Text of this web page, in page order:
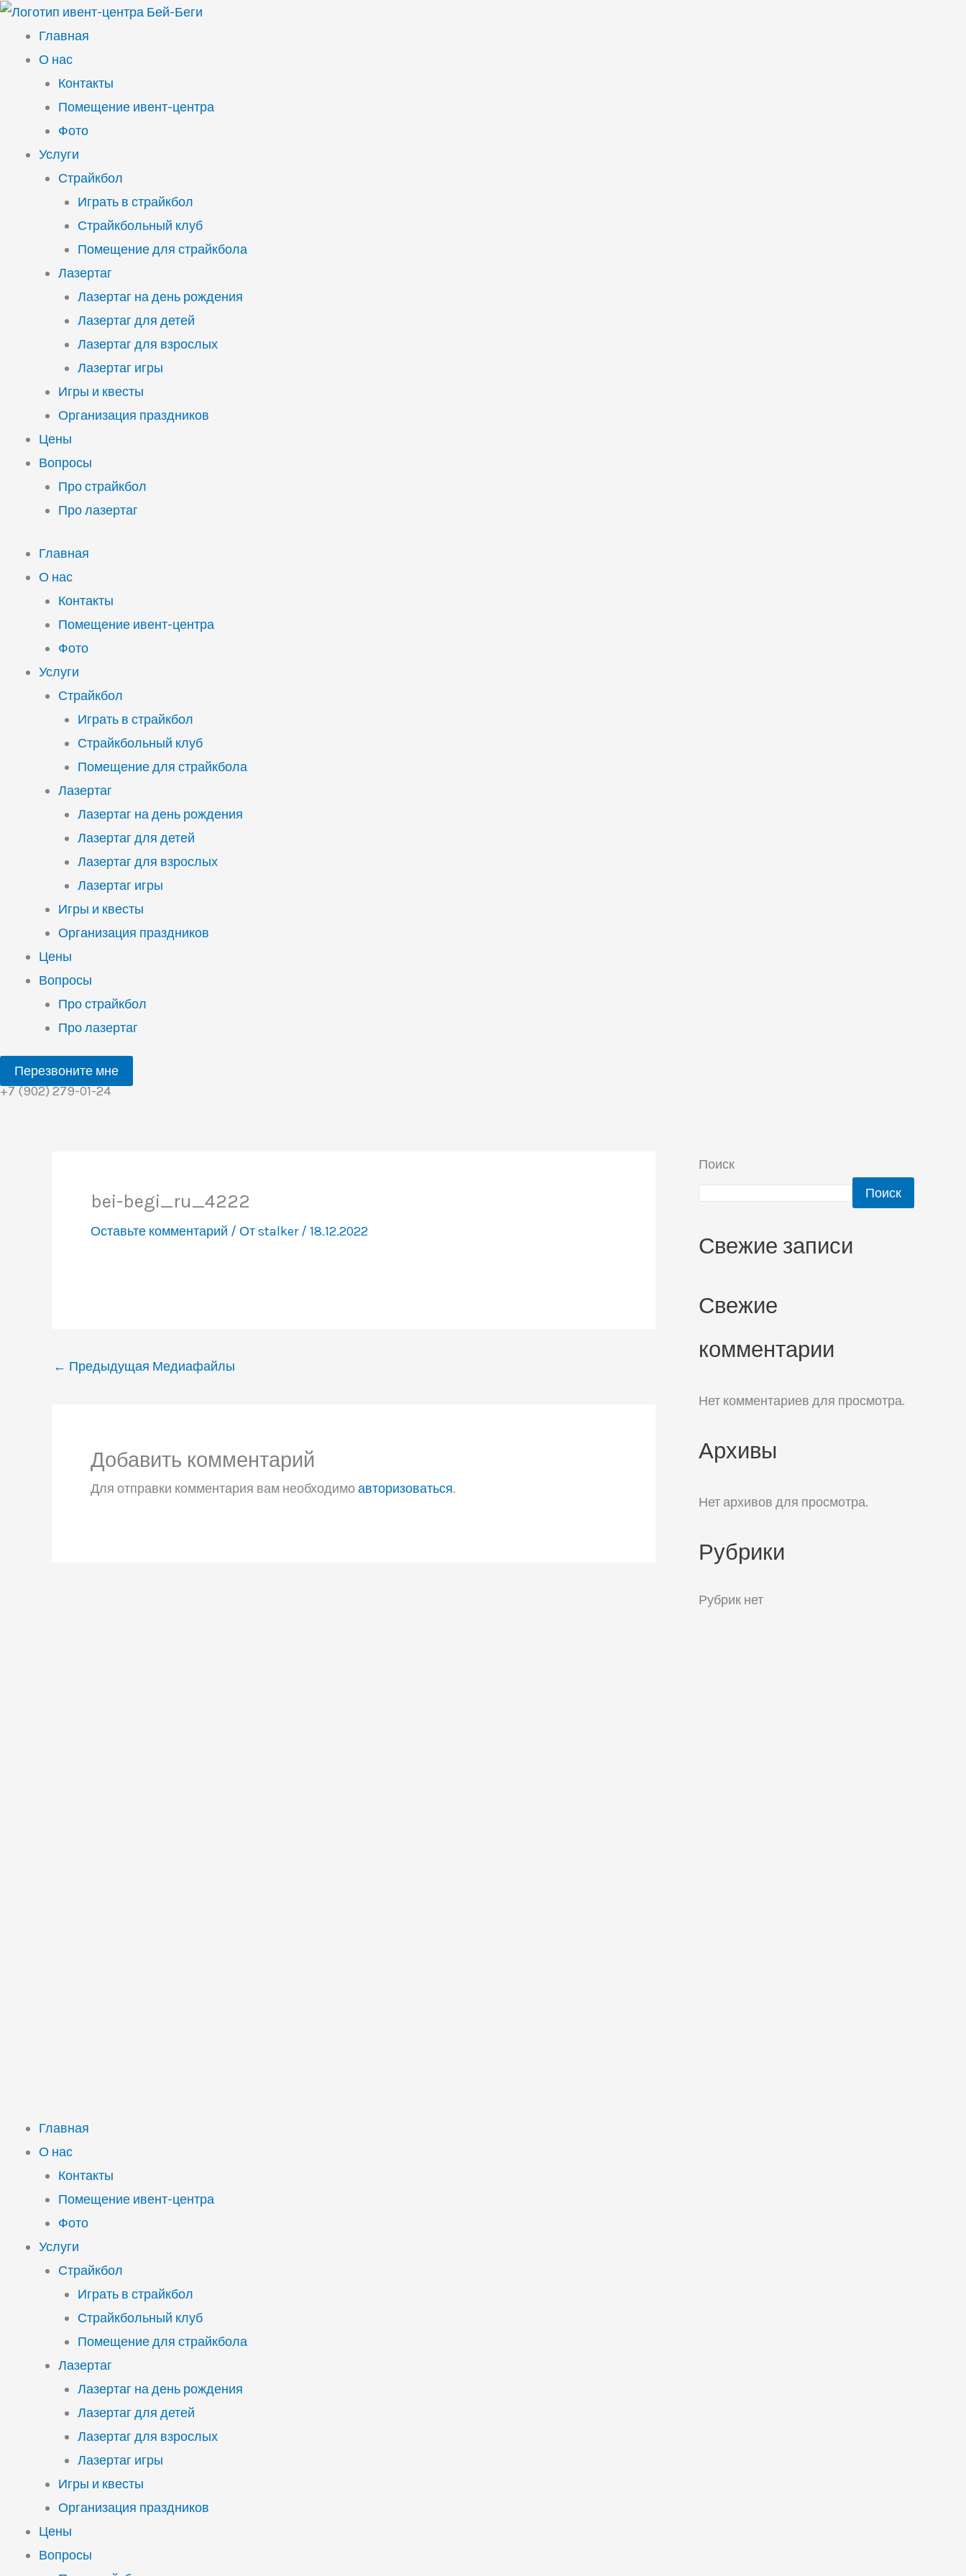
Перейти
содержимому
Главная
О нас
Контакты
Помещение ивент-центра
Фото
Услуги
Страйкбол
Играть в страйкбол
Страйкбольный клуб
Помещение для страйкбола
Лазертаг
Лазертаг на день рождения
Лазертаг для детей
Лазертаг для взрослых
Лазертаг игры
Игры и квесты
Организация праздников
Цены
Вопросы
Про страйкбол
Про лазертаг
Главная
О нас
Контакты
Помещение ивент-центра
Фото
Услуги
Страйкбол
Играть в страйкбол
Страйкбольный клуб
Помещение для страйкбола
Лазертаг
Лазертаг на день рождения
Лазертаг для детей
Лазертаг для взрослых
Лазертаг игры
Игры и квесты
Организация праздников
Цены
Вопросы
Про страйкбол
Про лазертаг
Перезвоните мне
+7 (902) 279-01-24
bei-begi_ru_4222
Оставьте комментарий / Отstalker/ 18.12.2022
← Предыдущая Медиафайлы
Добавить комментарий
Для отправки комментария вам необходимоавторизоваться.
Поиск
Поиск
Свежие записи
Свежие
комментарии
Нет комментариев для просмотра.
Архивы
Нет архивов для просмотра.
Рубрики
Рубрик нет
Главная
О нас
Контакты
Помещение ивент-центра
Фото
Услуги
Страйкбол
Играть в страйкбол
Страйкбольный клуб
Помещение для страйкбола
Лазертаг
Лазертаг на день рождения
Лазертаг для детей
Лазертаг для взрослых
Лазертаг игры
Игры и квесты
Организация праздников
Цены
Вопросы